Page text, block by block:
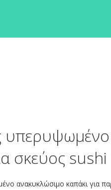
σκεύος sushi
ανακυκλώσιμο καπάκι για